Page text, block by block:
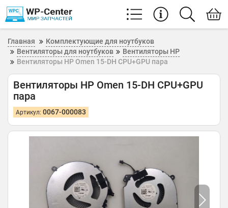
Главная
Комплектующие для ноутбуков
Вентиляторы для ноутбуков
Вентиляторы HP
Вентиляторы HP Omen 15-DH CPU+GPU пара
Вентиляторы HP Omen 15-DH CPU+GPU
пара
Артикул: 0067-000083